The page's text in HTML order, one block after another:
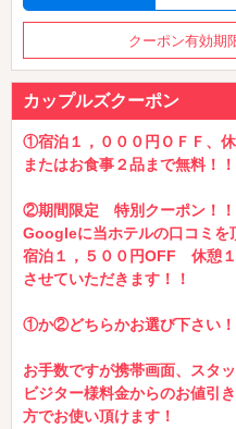
クーポン有効期
カップルズクーポン
①宿泊１，０００円ＯＦＦ、
またはお食事２品まで無料！！
②期間限定 特別クーポン！！
Googleに当ホテルの口コミを
宿泊１，５００円OFF 休憩
させていただきます！！
①か②どちらかお選び下さい！
お手数ですが携帯画面、スタ
ビジター様料金からのお値引
方でお使い頂けます！